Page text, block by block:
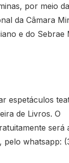
por meio
da Câmara
e do Sebrae
espetáculos
de Livros. O
será
pelo whatsapp: